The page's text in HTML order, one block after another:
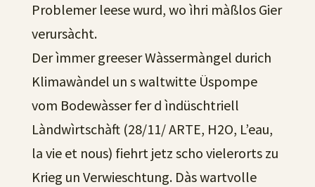
Problemer leese wurd, wo ìhri màßlos Gier
verursàcht.
Der ìmmer greeser Wàssermàngel durich
Klimawàndel un s waltwitte Üspompe
vom Bodewàsser fer d ìndüschtriell
Làndwìrtschàft (28/11/ ARTE, H2O, L’eau,
la vie et nous) fiehrt jetz scho vielerorts zu
Krieg un Verwieschtung. Dàs wartvolle